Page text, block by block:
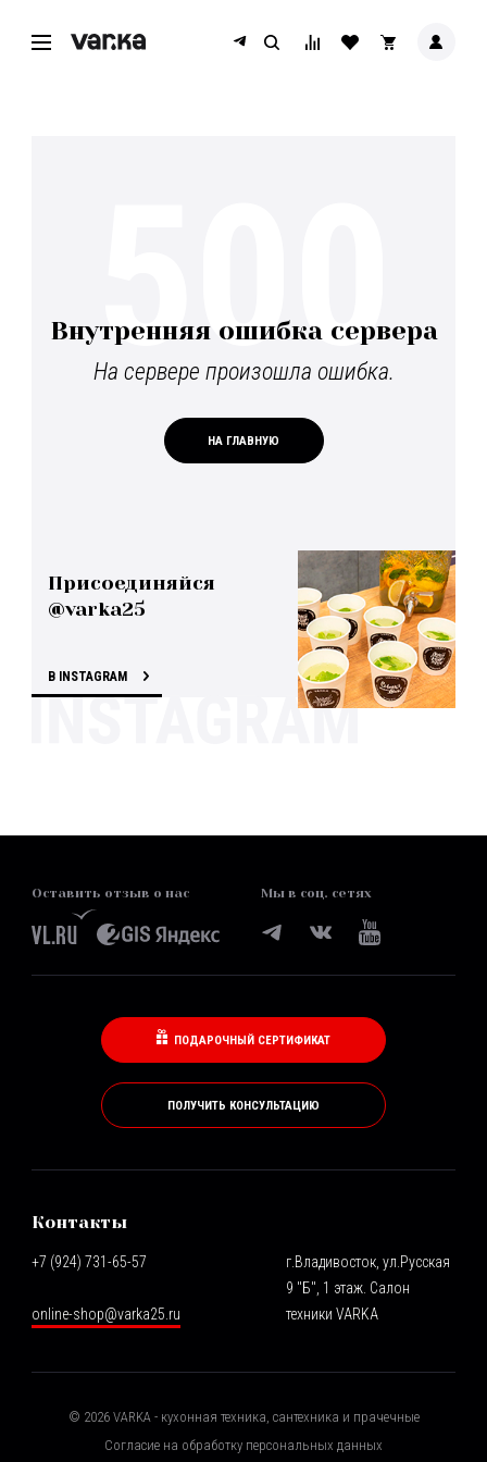
Внутренняя ошибка сервера
На сервере произошла ошибка.
НА ГЛАВНУЮ
500
Присоединяйся
@varka25
В INSTAGRAM
Оставить отзыв о нас Мы в соц. сетях
ПОДАРОЧНЫЙ СЕРТИФИКАТ
ПОЛУЧИТЬ КОНСУЛЬТАЦИЮ
Контакты
+7 (924) 731-65-57
online-shop@varka25.ru
г.Владивосток, ул.Русская
9 "Б", 1 этаж. Салон
техники VARKA
© 2026VARKA - кухонная техника, сантехника и прачечные
Согласие на обработку персональных данных